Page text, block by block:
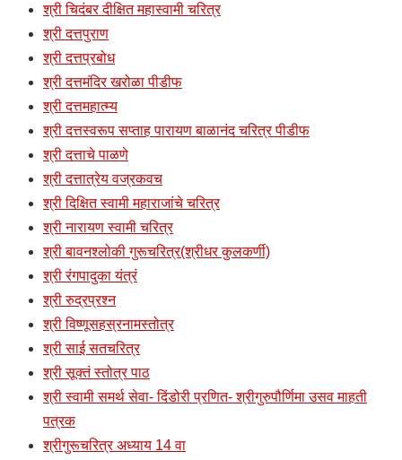
श्री चिदंबर दीक्षित महास्वामी चरित्र
श्री दत्तपुराण
श्री दत्तप्रबोध
श्री दत्तमंदिर खरोळा पीडीफ
श्री दत्तमहात्म्य
श्री दत्तस्वरूप सप्ताह पारायण बाळानंद चरित्र पीडीफ
श्री दत्ताचे पाळणे
श्री दत्तात्रेय वज्रकवच
श्री दिक्षित स्वामी महाराजांचे चरित्र
श्री नारायण स्वामी चरित्र
श्री बावनश्लोकी गुरूचरित्र(श्रीधर कुलकर्णी)
श्री रंगपादुका यंत्रं
श्री रुद्रप्रश्न
श्री विष्णूसहस्रनामस्तोत्र
श्री साई सतचरित्र
श्री सूक्तं स्तोत्र पाठ
श्री स्वामी समर्थ सेवा- दिंडोरी प्रणित- श्रीगुरुपौर्णिमा उसव माहती
पत्रक
श्रीगुरूचरित्र अध्याय 14 वा